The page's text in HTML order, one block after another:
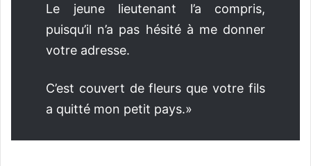
Le jeune lieutenant l’a compris,
puisqu’il n’a pas hésité à me donner
votre adresse.
C’est couvert de fleurs que votre fils
a quitté mon petit pays.»